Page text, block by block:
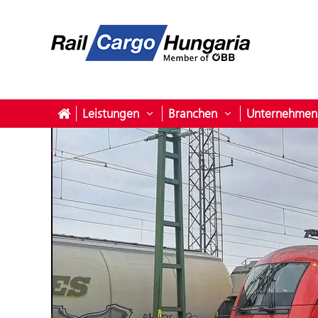
Leistungen Untermenü öffnen für Leistungen
Branchen Untermenü
Unternehmen